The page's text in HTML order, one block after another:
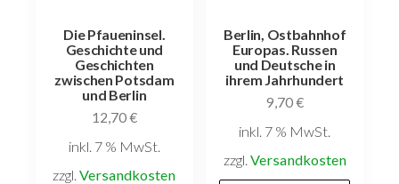
Die Pfaueninsel.
Geschichte und
Geschichten
zwischen Potsdam
und Berlin
12,70€
inkl. 7 % MwSt.
zzgl.Versandkosten
Berlin, Ostbahnhof
Europas. Russen
und Deutsche in
ihrem Jahrhundert
9,70€
inkl. 7 % MwSt.
zzgl. Versandkosten